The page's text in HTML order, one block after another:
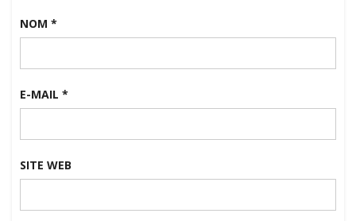
NOM *
E-MAIL *
SITE WEB